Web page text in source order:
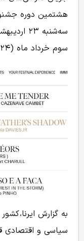
هشتمین دوره
سوم خرداد ماه (۲۴ مه) ادامه خواهد داشت.
به گزارش ایرنا،
سیاسی و اقتصادی